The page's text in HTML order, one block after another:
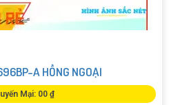
A HỒNG NGOẠI
Mại: 00 ₫